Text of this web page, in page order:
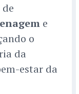
e
o
da
estar da